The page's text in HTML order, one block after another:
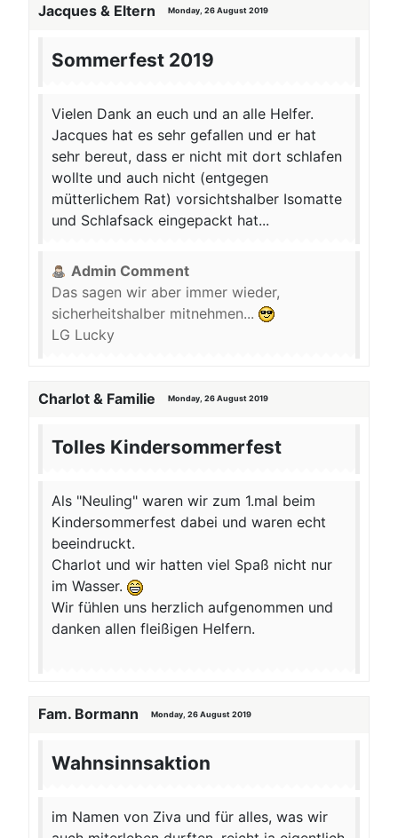
Jacques & Eltern Monday, 26 August 2019
Sommerfest 2019
Vielen Dank an euch und an alle Helfer.
Jacques hat es sehr gefallen und er hat
sehr bereut, dass er nicht mit dort schlafen
wollte und auch nicht (entgegen
mütterlichem Rat) vorsichtshalber Isomatte
und Schlafsack eingepackt hat...
Admin Comment
Das sagen wir aber immer wieder,
sicherheitshalber mitnehmen...
LG Lucky
Charlot & Familie Monday, 26 August 2019
Tolles Kindersommerfest
Als "Neuling" waren wir zum 1.mal beim
Kindersommerfest dabei und waren echt
beeindruckt.
Charlot und wir hatten viel Spaß nicht nur
im Wasser.
Wir fühlen uns herzlich aufgenommen und
danken allen fleißigen Helfern.
Fam. Bormann Monday, 26 August 2019
Wahnsinnsaktion
im Namen von Ziva und für alles, was wir